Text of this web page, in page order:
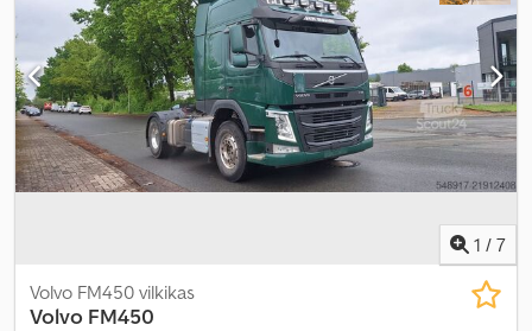
1 / 7
Volvo FM450 vilkikas
Volvo FM450